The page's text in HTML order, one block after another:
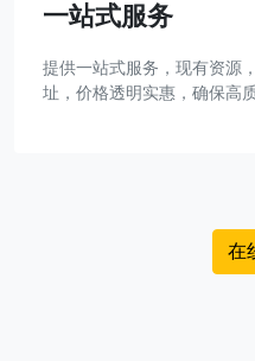
一站式服务
提供一站式服务，现有资源
址，价格透明实惠，确保高
在